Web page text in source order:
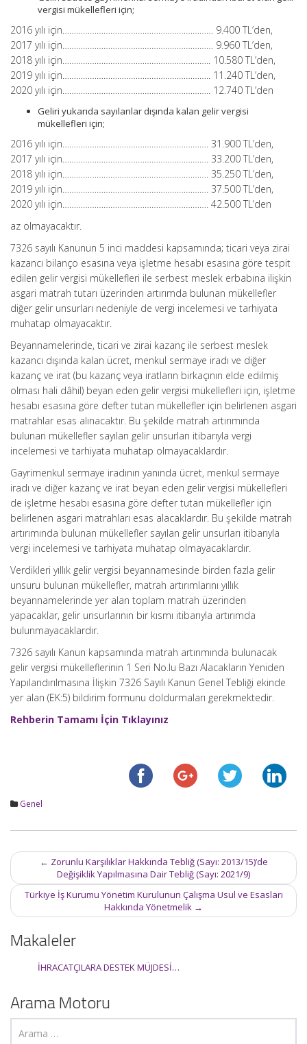
vergisi mükellefleri için;
2016 yılı için………………………………………………………… 9.400 TL’den,
2017 yılı için………………………………………………………… 9.960 TL’den,
2018 yılı için……………………………………………………….. 10.580 TL’den,
2019 yılı için……………………………………………………….. 11.240 TL’den,
2020 yılı için……………………………………………………….. 12.740 TL’den
Geliri yukarıda sayılanlar dışında kalan gelir vergisi
mükellefleri için;
2016 yılı için………………………………………………………. 31.900 TL’den,
2017 yılı için………………………………………………………. 33.200 TL’den,
2018 yılı için………………………………………………………. 35.250 TL’den,
2019 yılı için………………………………………………………. 37.500 TL’den,
2020 yılı için………………………………………………………. 42.500 TL’den
az olmayacaktır.
7326 sayılı Kanunun 5 inci maddesi kapsamında; ticari veya zirai
kazancı bilanço esasına veya işletme hesabı esasına göre tespit
edilen gelir vergisi mükellefleri ile serbest meslek erbabına ilişkin
asgari matrah tutarı üzerinden artırımda bulunan mükellefler
diğer gelir unsurları nedeniyle de vergi incelemesi ve tarhiyata
muhatap olmayacaktır.
Beyannamelerinde, ticari ve zirai kazanç ile serbest meslek
kazancı dışında kalan ücret, menkul sermaye iradı ve diğer
kazanç ve irat (bu kazanç veya iratların birkaçının elde edilmiş
olması hali dâhil) beyan eden gelir vergisi mükellefleri için, işletme
hesabı esasına göre defter tutan mükellefler için belirlenen asgari
matrahlar esas alınacaktır. Bu şekilde matrah artırımında
bulunan mükellefler sayılan gelir unsurları itibarıyla vergi
incelemesi ve tarhiyata muhatap olmayacaklardır.
Gayrimenkul sermaye iradının yanında ücret, menkul sermaye
iradı ve diğer kazanç ve irat beyan eden gelir vergisi mükellefleri
de işletme hesabı esasına göre defter tutan mükellefler için
belirlenen asgari matrahları esas alacaklardır. Bu şekilde matrah
artırımında bulunan mükellefler sayılan gelir unsurları itibarıyla
vergi incelemesi ve tarhiyata muhatap olmayacaklardır.
Verdikleri yıllık gelir vergisi beyannamesinde birden fazla gelir
unsuru bulunan mükellefler, matrah artırımlarını yıllık
beyannamelerinde yer alan toplam matrah üzerinden
yapacaklar, gelir unsurlarının bir kısmı itibarıyla artırımda
bulunmayacaklardır.
7326 sayılı Kanun kapsamında matrah artırımında bulunacak
gelir vergisi mükelleflerinin 1 Seri No.lu Bazı Alacakların Yeniden
Yapılandırılmasına İlişkin 7326 Sayılı Kanun Genel Tebliği ekinde
yer alan (EK:5) bildirim formunu doldurmaları gerekmektedir.
Rehberin Tamamı İçin Tıklayınız
Genel
Post
navigation
← Zorunlu Karşılıklar Hakkında Tebliğ (Sayı: 2013/15)’de
Değişiklik Yapılmasına Dair Tebliğ (Sayı: 2021/9)
Türkiye İş Kurumu Yönetim Kurulunun Çalışma Usul ve Esasları
Hakkında Yönetmelik →
Makaleler
İHRACATÇILARA DESTEK MÜJDESİ…
Arama Motoru